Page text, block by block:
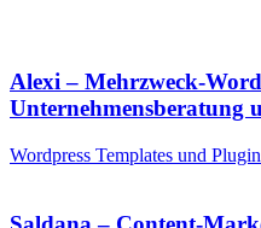
Alexi – Mehrzweck-
Unternehmensberatung
Wordpress Templates und